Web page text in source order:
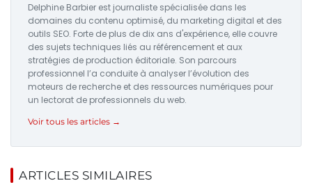
Delphine Barbier est journaliste spécialisée dans les
domaines du contenu optimisé, du marketing digital et des
outils SEO. Forte de plus de dix ans d'expérience, elle couvre
des sujets techniques liés au référencement et aux
stratégies de production éditoriale. Son parcours
professionnel l’a conduite à analyser l’évolution des
moteurs de recherche et des ressources numériques pour
un lectorat de professionnels du web.
Voir tous les articles →
ARTICLES SIMILAIRES